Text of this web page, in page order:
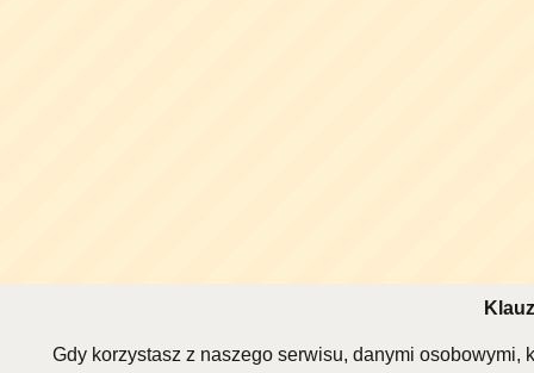
Gdy korzystasz z naszego serwisu, danymi osobowymi,